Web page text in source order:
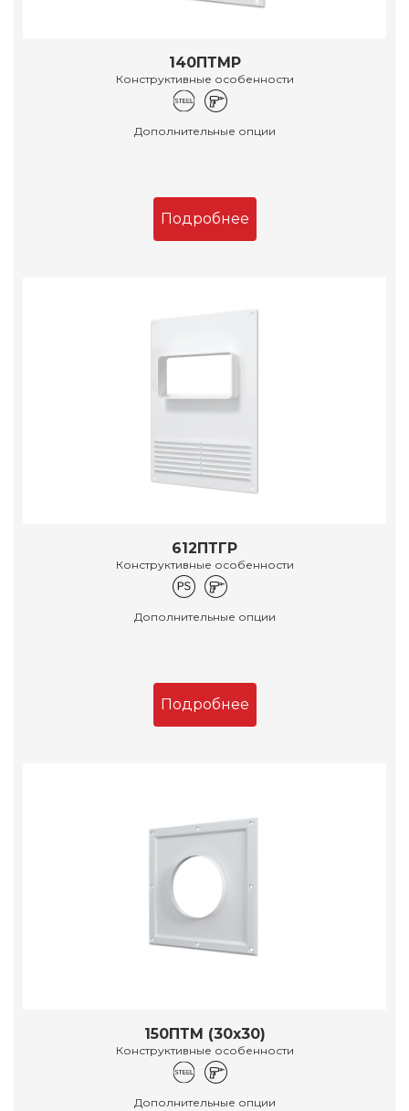
140ПТМР
Конструктивные особенности
Дополнительные опции
Подробнее
612ПТГР
Конструктивные особенности
Дополнительные опции
Подробнее
150ПТМ (30х30)
Конструктивные особенности
Дополнительные опции